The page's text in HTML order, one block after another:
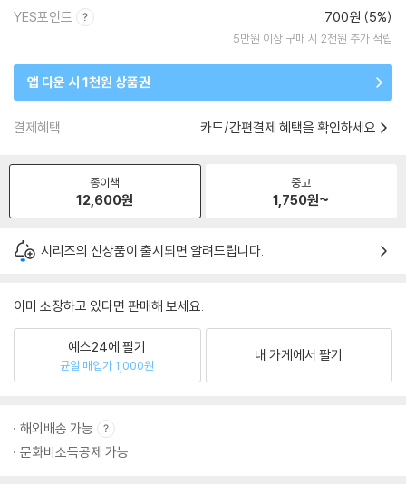
YES포인트 700원 (5%)
5만원 이상 구매 시 2천원 추가 적립
앱 다운 시 1천원 상품권
결제혜택 카드/간편결제 혜택을 확인하세요
종이책
12,600원
중고
1,750원~
시리즈의 신상품이 출시되면 알려드립니다.
이미 소장하고 있다면 판매해 보세요.
예스24에 팔기
균일 매입가 1,000원
내 가게에서 팔기
해외배송 가능
문화비소득공제 가능